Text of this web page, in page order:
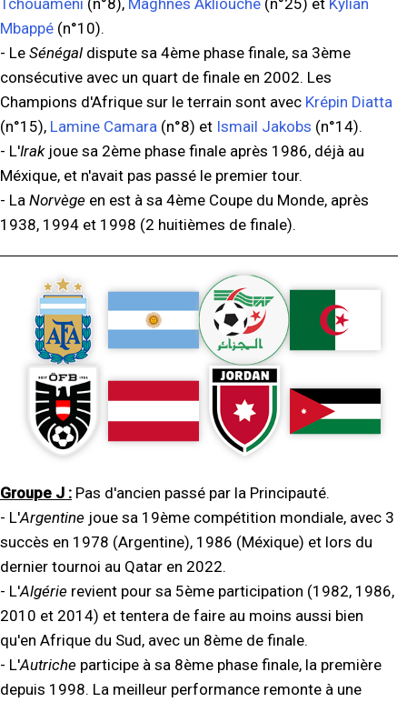
Mbappé (n°10).
- Le Sénégal dispute sa 4ème phase finale, sa 3ème
consécutive avec un quart de finale en 2002. Les
Champions d'Afrique sur le terrain sont avec Krépin Diatta
(n°15), Lamine Camara (n°8) et Ismail Jakobs (n°14).
- L'Irakjoue sa 2ème phase finale après 1986, déjà au
Méxique, et n'avait pas passé le premier tour.
- La Norvège en est à sa 4ème Coupe du Monde, après
1938, 1994 et 1998 (2 huitièmes de finale).
Groupe J : Pas d'ancien passé par la Principauté.
- L'Argentine joue sa 19ème compétition mondiale, avec 3
succès en 1978 (Argentine), 1986 (Méxique) et lors du
dernier tournoi au Qatar en 2022.
- L'Algérie revient pour sa 5ème participation (1982, 1986,
2010 et 2014) et tentera de faire au moins aussi bien
qu'en Afrique du Sud, avec un 8ème de finale.
- L'Autriche participe à sa 8ème phase finale, la première
depuis 1998. La meilleur performance remonte à une